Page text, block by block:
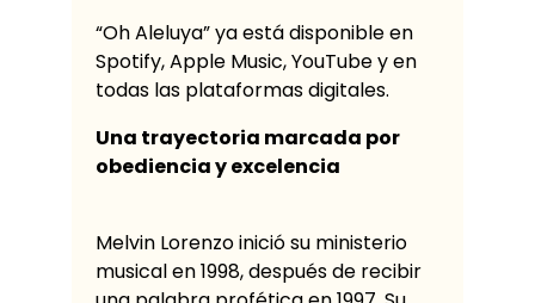
“Oh Aleluya” ya está disponible en
Spotify, Apple Music, YouTube y en
todas las plataformas digitales.
Una trayectoria marcada por
obediencia y excelencia
Melvin Lorenzo inició su ministerio
musical en 1998, después de recibir